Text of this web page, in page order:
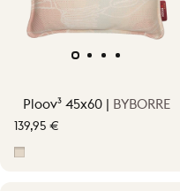
Ploov³ 45x60 | BYBORRE
139,95 €